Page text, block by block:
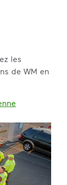
les
de WM en